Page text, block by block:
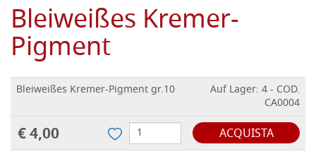
Bleiweißes Kremer-
Pigment
Bleiweißes Kremer-Pigment gr.10
Auf Lager: 4 - COD.
CA0004
€ 4,00 ACQUISTA